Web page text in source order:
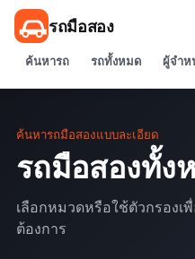
รถมือสอง
ค้นหารถ รถทั้งหมด ผู้จำห
ค้นหารถมือสองแบบละเอียด
รถมือสองทั้ง
เลือกหมวดหรือใช้ตัวกรอง
ต้องการ